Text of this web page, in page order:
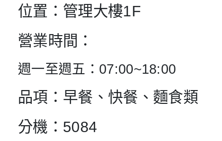
位置 ：管理大樓1F
營業時間 ：
週一至週五：07:00~18:00
品項 ：早餐、快餐、麵食類
分機 ：5084